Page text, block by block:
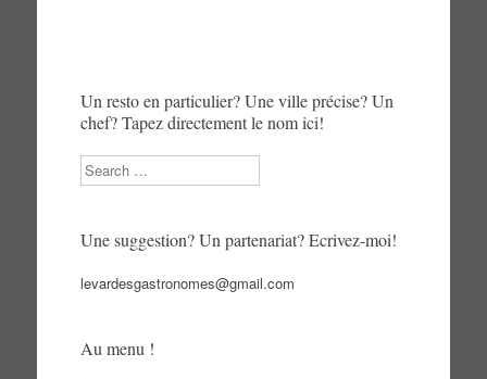
Un resto en particulier? Une ville précise? Un
chef? Tapez directement le nom ici!
Search
Une suggestion? Un partenariat? Ecrivez-moi!
levardesgastronomes@gmail.com
Au menu !